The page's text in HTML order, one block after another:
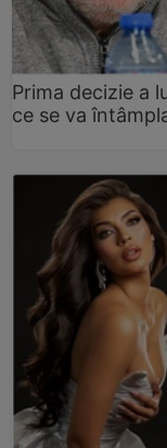
Prima decizie a
ce se va